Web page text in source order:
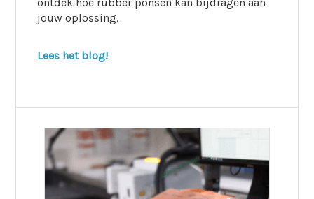
jouw oplossing.
Lees het blog!